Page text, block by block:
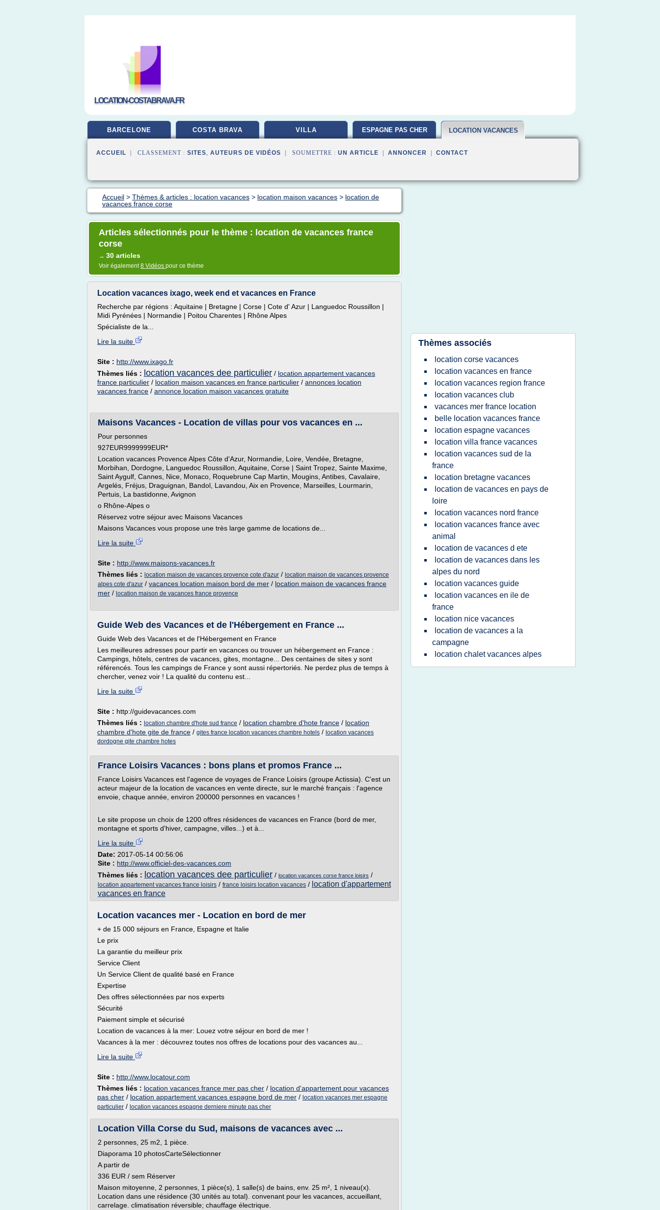
LOCATION-COSTABRAVA.FR
BARCELONE COSTA BRAVA VILLA ESPAGNE PAS CHER LOCATION VACANCES
ACCUEIL | CLASSEMENT : SITES, AUTEURS DE VIDÉOS | SOUMETTRE : UN ARTICLE ANNONCER CONTACT
Accueil > Thèmes & articles : location vacances > location maison vacances > location de
vacances france corse
Articles sélectionnés pour le thème : location de vacances france
corse
→ 30 articles
Voir également8 Vidéos pour ce thème
Location vacances ixago, week end et vacances en France
Recherche par régions : Aquitaine | Bretagne | Corse | Cote d' Azur | Languedoc Roussillon |
Midi Pyrénées | Normandie | Poitou Charentes | Rhône Alpes
Spécialiste de la...
Lire la suite
Site : http://www.ixago.fr
Thèmes liés : location vacances dee particulier / location appartement vacances
france particulier / location maison vacances en france particulier / annonces location
vacances france / annonce location maison vacances gratuite
Maisons Vacances - Location de villas pour vos vacances en ...
Pour personnes
927EUR9999999EUR*
Location vacances Provence Alpes Côte d'Azur, Normandie, Loire, Vendée, Bretagne,
Morbihan, Dordogne, Languedoc Roussillon, Aquitaine, Corse | Saint Tropez, Sainte Maxime,
Saint Aygulf, Cannes, Nice, Monaco, Roquebrune Cap Martin, Mougins, Antibes, Cavalaire,
Argelés, Fréjus, Draguignan, Bandol, Lavandou, Aix en Provence, Marseilles, Lourmarin,
Pertuis, La bastidonne, Avignon
o Rhône-Alpes o
Réservez votre séjour avec Maisons Vacances
Maisons Vacances vous propose une très large gamme de locations de...
Lire la suite
Site : http://www.maisons-vacances.fr
Thèmes liés : location maison de vacances provence cote d'azur / location maison de vacances provence
alpes cote d'azur / vacances location maison bord de mer / location maison de vacances france
mer / location maison de vacances france provence
Guide Web des Vacances et de l'Hébergement en France ...
Guide Web des Vacances et de l'Hébergement en France
Les meilleures adresses pour partir en vacances ou trouver un hébergement en France :
Campings, hôtels, centres de vacances, gites, montagne... Des centaines de sites y sont
référencés. Tous les campings de France y sont aussi répertoriés. Ne perdez plus de temps à
chercher, venez voir ! La qualité du contenu est...
Lire la suite
Site : http://guidevacances.com
Thèmes liés : location chambre d'hote sud france / location chambre d'hote france / location
chambre d'hote gite de france / gites france location vacances chambre hotels / location vacances
dordogne gite chambre hotes
France Loisirs Vacances : bons plans et promos France ...
France Loisirs Vacances est l'agence de voyages de France Loisirs (groupe Actissia). C'est un
acteur majeur de la location de vacances en vente directe, sur le marché français : l'agence
envoie, chaque année, environ 200000 personnes en vacances !
Le site propose un choix de 1200 offres résidences de vacances en France (bord de mer,
montagne et sports d'hiver, campagne, villes...) et à...
Lire la suite
Date: 2017-05-14 00:56:06
Site : http://www.officiel-des-vacances.com
Thèmes liés : location vacances dee particulier / location vacances corse france loisirs /
location appartement vacances france loisirs / france loisirs location vacances / location d'appartement
vacances en france
Location vacances mer - Location en bord de mer
+ de 15 000 séjours en France, Espagne et Italie
Le prix
La garantie du meilleur prix
Service Client
Un Service Client de qualité basé en France
Expertise
Des offres sélectionnées par nos experts
Sécurité
Paiement simple et sécurisé
Location de vacances à la mer: Louez votre séjour en bord de mer !
Vacances à la mer : découvrez toutes nos offres de locations pour des vacances au...
Lire la suite
Site : http://www.locatour.com
Thèmes liés : location vacances france mer pas cher / location d'appartement pour vacances
pas cher / location appartement vacances espagne bord de mer / location vacances mer espagne
particulier / location vacances espagne derniere minute pas cher
Location Villa Corse du Sud, maisons de vacances avec ...
2 personnes, 25 m2, 1 pièce.
Diaporama 10 photosCarteSélectionner
A partir de
336 EUR / sem Réserver
Maison mitoyenne, 2 personnes, 1 pièce(s), 1 salle(s) de bains, env. 25 m², 1 niveau(x).
Location dans une résidence (30 unités au total). convenant pour les vacances, accueillant,
carrelage. climatisation réversible; chauffage électrique.
Thèmes associés
location corse vacances
location vacances en france
location vacances region france
location vacances club
vacances mer france location
belle location vacances france
location espagne vacances
location villa france vacances
location vacances sud de la
france
location bretagne vacances
location de vacances en pays de
loire
location vacances nord france
location vacances france avec
animal
location de vacances d ete
location de vacances dans les
alpes du nord
location vacances guide
location vacances en ile de
france
location nice vacances
location de vacances a la
campagne
location chalet vacances alpes